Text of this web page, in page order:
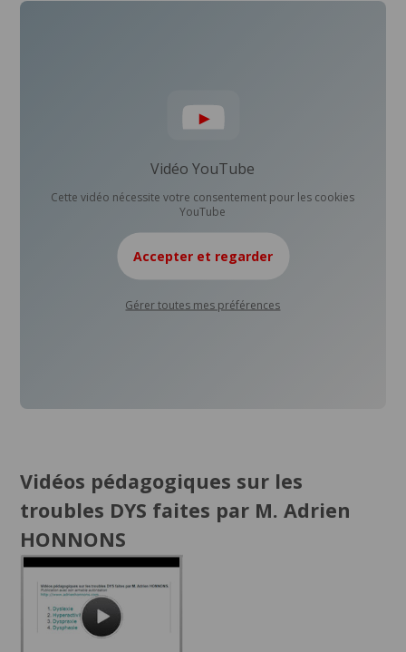
Vidéo YouTube
Cette vidéo nécessite votre consentement pour les cookies
YouTube
Accepter et regarder
Gérer toutes mes préférences
Vidéos pédagogiques sur les
troubles DYS faites par M. Adrien
HONNONS